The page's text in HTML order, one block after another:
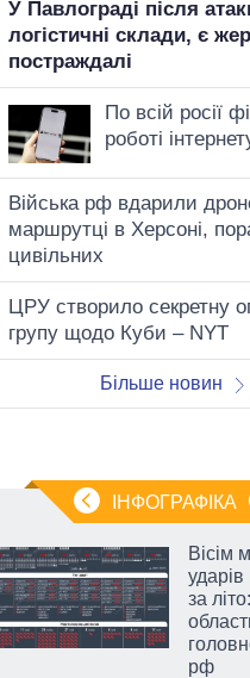
У Павлограді після
логістичні склади, є
постраждалі
По всій росії
роботі
Війська рф вдарили
маршрутці в Херсоні,
цивільних
ЦРУ створило секретну
групу щодо Куби – NYT
Більше новин
ІНФОГРАФІКА
Вісім
ударів
за
рф